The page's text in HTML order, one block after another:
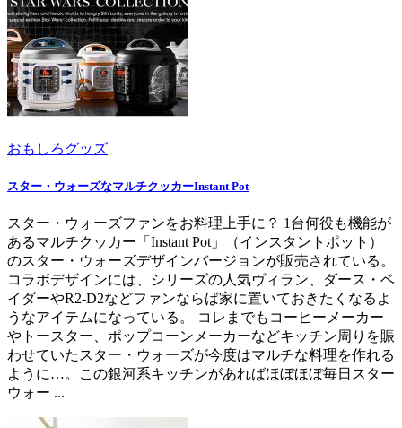
おもしろグッズ
スター・ウォーズなマルチクッカーInstant Pot
スター・ウォーズファンをお料理上手に？ 1台何役も機能が
あるマルチクッカー「Instant Pot」（インスタントポット）
のスター・ウォーズデザインバージョンが販売されている。
コラボデザインには、シリーズの人気ヴィラン、ダース・ベ
イダーやR2-D2などファンならば家に置いておきたくなるよ
うなアイテムになっている。 コレまでもコーヒーメーカー
やトースター、ポップコーンメーカーなどキッチン周りを賑
わせていたスター・ウォーズが今度はマルチな料理を作れる
ように…。この銀河系キッチンがあればほぼほぼ毎日スター
ウォー ...